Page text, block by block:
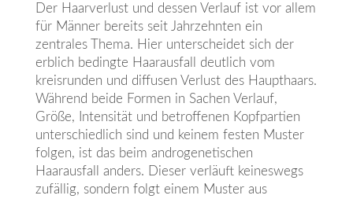
Der Haarverlust und dessen Verlauf ist vor allem
für Männer bereits seit Jahrzehnten ein
zentrales Thema. Hier unterscheidet sich der
erblich bedingte Haarausfall deutlich vom
kreisrunden und diffusen Verlust des Haupthaars.
Während beide Formen in Sachen Verlauf,
Größe, Intensität und betroffenen Kopfpartien
unterschiedlich sind und keinem festen Muster
folgen, ist das beim androgenetischen
Haarausfall anders. Dieser verläuft keineswegs
zufällig, sondern folgt einem Muster aus